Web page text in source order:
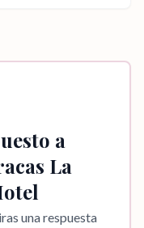
a
La
una respuesta